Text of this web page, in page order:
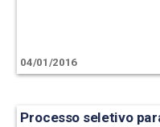
04/01/2016
Processo seletivo